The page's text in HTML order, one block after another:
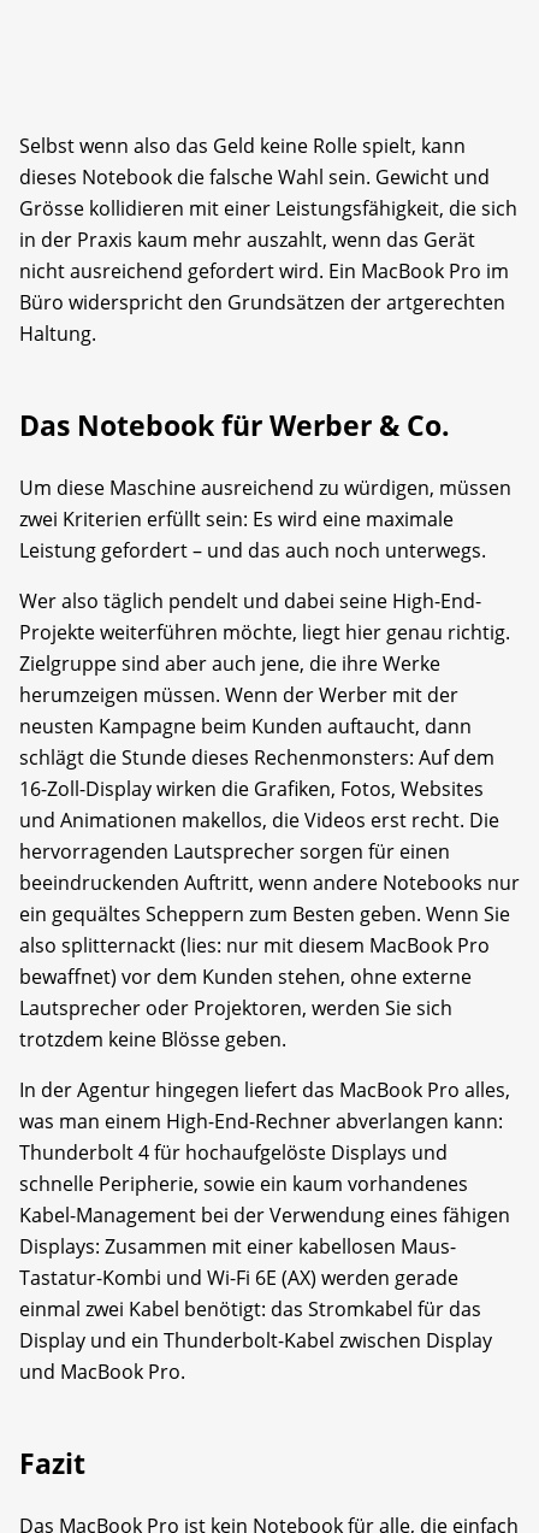
Selbst wenn also das Geld keine Rolle spielt, kann
dieses Notebook die falsche Wahl sein. Gewicht und
Grösse kollidieren mit einer Leistungsfähigkeit, die sich
in der Praxis kaum mehr auszahlt, wenn das Gerät
nicht ausreichend gefordert wird. Ein MacBook Pro im
Büro widerspricht den Grundsätzen der artgerechten
Haltung.
Das Notebook für Werber & Co.
Um diese Maschine ausreichend zu würdigen, müssen
zwei Kriterien erfüllt sein: Es wird eine maximale
Leistung gefordert – und das auch noch unterwegs.
Wer also täglich pendelt und dabei seine High-End-
Projekte weiterführen möchte, liegt hier genau richtig.
Zielgruppe sind aber auch jene, die ihre Werke
herumzeigen müssen. Wenn der Werber mit der
neusten Kampagne beim Kunden auftaucht, dann
schlägt die Stunde dieses Rechenmonsters: Auf dem
16-Zoll-Display wirken die Grafiken, Fotos, Websites
und Animationen makellos, die Videos erst recht. Die
hervorragenden Lautsprecher sorgen für einen
beeindruckenden Auftritt, wenn andere Notebooks nur
ein gequältes Scheppern zum Besten geben. Wenn Sie
also splitternackt (lies: nur mit diesem MacBook Pro
bewaffnet) vor dem Kunden stehen, ohne externe
Lautsprecher oder Projektoren, werden Sie sich
trotzdem keine Blösse geben.
In der Agentur hingegen liefert das MacBook Pro alles,
was man einem High-End-Rechner abverlangen kann:
Thunderbolt 4 für hochaufgelöste Displays und
schnelle Peripherie, sowie ein kaum vorhandenes
Kabel-Management bei der Verwendung eines fähigen
Displays: Zusammen mit einer kabellosen Maus-
Tastatur-Kombi und Wi-Fi 6E (AX) werden gerade
einmal zwei Kabel benötigt: das Stromkabel für das
Display und ein Thunderbolt-Kabel zwischen Display
und MacBook Pro.
Fazit
Das MacBook Pro ist kein Notebook für alle, die einfach